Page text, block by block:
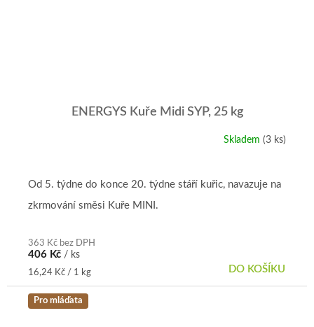
ENERGYS Kuře Midi SYP, 25 kg
je
z
Skladem(3 ks)
363 Kč bez DPH
406 Kč / ks
Měrná
cena:
16,24 Kč / 1 kg DO KOŠÍKU
Od 5. týdne do konce 20. týdne stáří kuřic, navazuje na
zkrmování směsi Kuře MINI.
Pro mláďata